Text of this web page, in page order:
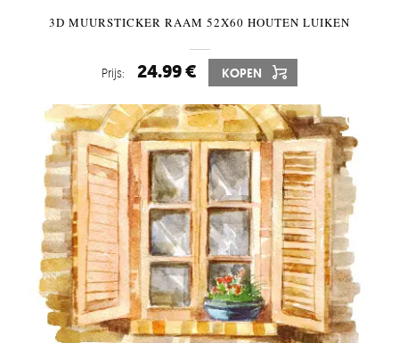
3D MUURSTICKER RAAM 52X60 HOUTEN LUIKEN
Prijs: 24.99 € KOPEN